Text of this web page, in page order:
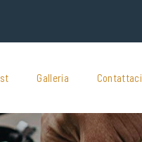
Galleria Contattaci